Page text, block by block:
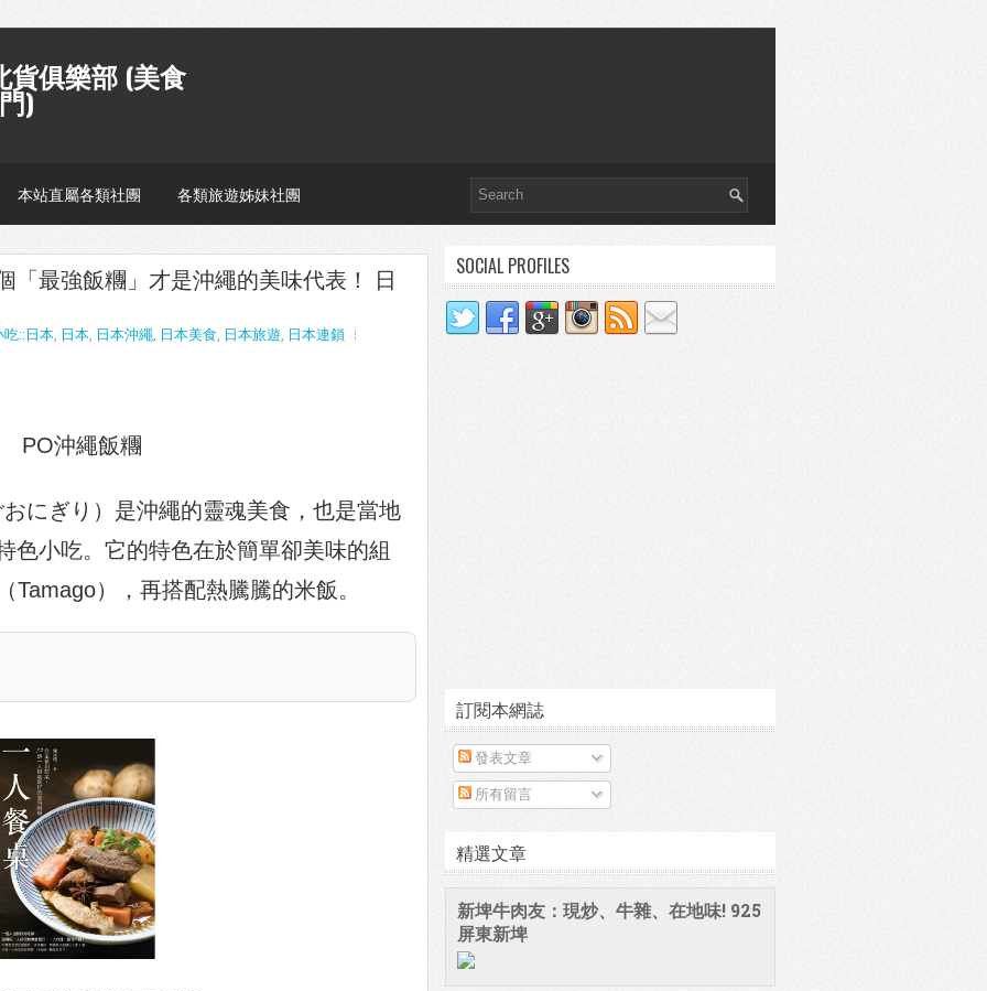
貨俱樂部 (美食
)
本站直屬各類社團 各類旅遊姊妹社團
「最強飯糰」才是沖繩的美味代表！ 日
吃::日本, 日本, 日本沖繩, 日本美食, 日本旅遊, 日本連鎖
にぎり）是沖繩的靈魂美食，也是當地
色小吃。它的特色在於簡單卻美味的組
Tamago），再搭配熱騰騰的米飯。
SOCIAL PROFILES
訂閱本網誌
發表文章
所有留言
精選文章
新埤牛肉友：現炒、牛雜、在地味! 925
屏東新埤